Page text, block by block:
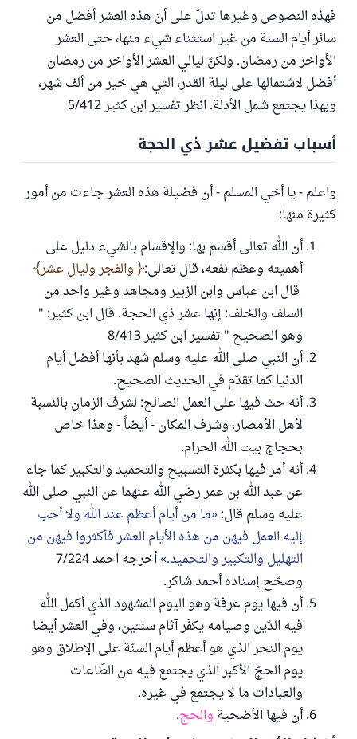
فهذه النصوص وغيرها تدلّ على أنّ هذه العشر أفضل من
سائر أيام السنة من غير استثناء شيء منها، حتى العشر
الأواخر من رمضان. ولكنّ ليالي العشر الأواخر من رمضان
أفضل لاشتمالها على ليلة القدر، التي هي خير من ألف شهر،
وبهذا يجتمع شمل الأدلة. انظر تفسير ابن كثير 5/412
أسباب تفضيل عشر ذي الحجة
واعلم - يا أخي المسلم - أن فضيلة هذه العشر جاءت من أمور
كثيرة منها:
أن الله تعالى أقسم بها: والإقسام بالشيء دليل على
أهميته وعظم نفعه، قال تعالى: والفجر وليال عشر
قال ابن عباس وابن الزبير ومجاهد وغير واحد من
السلف والخلف: إنها عشر ذي الحجة. قال ابن كثير: "
وهو الصحيح " تفسير ابن كثير 8/413
أن النبي صلى الله عليه وسلم شهد بأنها أفضل أيام
الدنيا كما تقدّم في الحديث الصحيح.
أنه حث فيها على العمل الصالح: لشرف الزمان بالنسبة
لأهل الأمصار، وشرف المكان - أيضاً - وهذا خاص
بحجاج بيت الله الحرام.
أنه أمر فيها بكثرة التسبيح والتحميد والتكبير كما جاء
عن عبد الله بن عمر رضي الله عنهما عن النبي صلى الله
عليه وسلم قال: ما من أيام أعظم عند الله ولا أحب
إليه العمل فيهن من هذه الأيام العشر فأكثروا فيهن من
التهليل والتكبير والتحميد.
أخرجه احمد 7/224
وصحّح إسناده أحمد شاكر.
أن فيها يوم عرفة وهو اليوم المشهود الذي أكمل الله
فيه الدّين وصيامه يكفّر آثام سنتين، وفي العشر أيضا
يوم النحر الذي هو أعظم أيام السنّة على الإطلاق وهو
يوم الحجّ الأكبر الذي يجتمع فيه من الطّاعات
والعبادات ما لا يجتمع في غيره.
أن فيها الأضحية والحج.